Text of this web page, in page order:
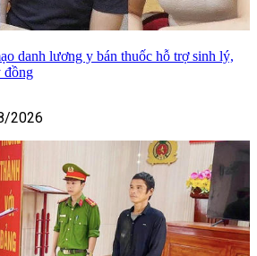
danh lương y bán thuốc hỗ trợ sinh lý,
đồng
2026